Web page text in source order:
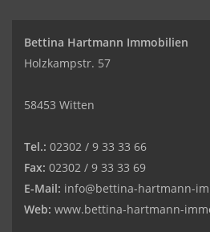
Bettina Hartmann Immobilien
Holzkampstr. 57
58453 Witten
Tel.: 02302 / 9 33 33 66
Fax: 02302 / 9 33 33 69
E-Mail: info@bettina-hartmann-
Web: www.bettina-hartmann-